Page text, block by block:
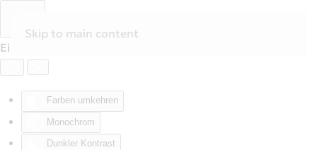
Eingabehilfen öffnen
Farben umkehren
Monochrom
Dunkler Kontrast
Skip to main content